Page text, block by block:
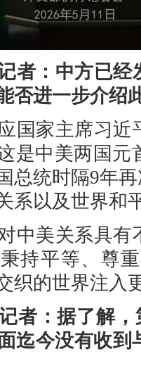
者：中方已经
否进一步介绍
国家主席习近
是中美两国
总统时隔9年
系以及世界和
中美关系具
持平等、尊
织的世界注入
者：据了解
迄今没有收